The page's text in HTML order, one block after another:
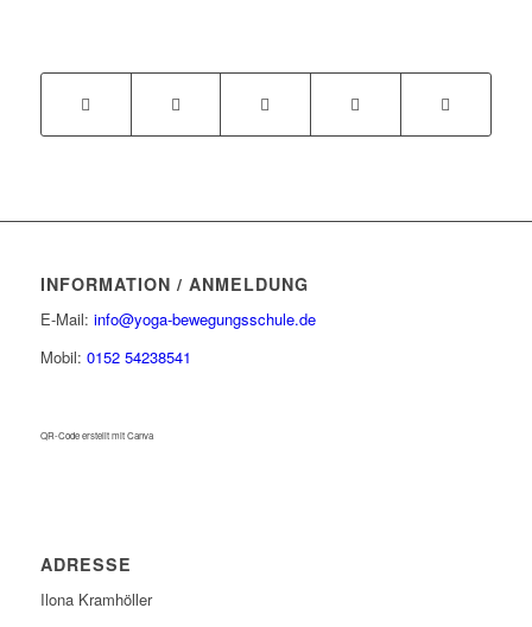
INFORMATION / ANMELDUNG
E-Mail: info@yoga-bewegungsschule.de
Mobil: 0152 54238541
QR-Code erstellt mit Canva
ADRESSE
Ilona Kramhöller